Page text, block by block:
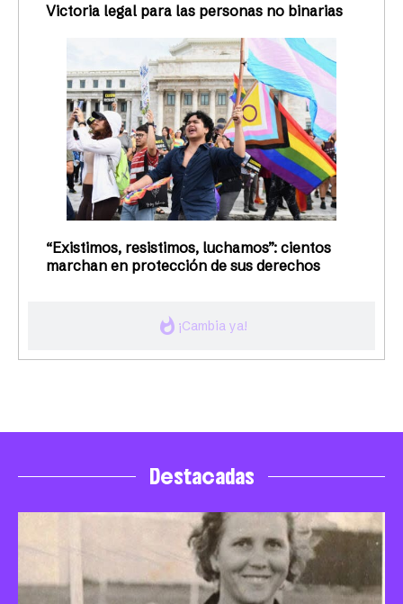
whatshot ¡Cambia ya!
Victoria legal para las personas no binarias
“Existimos, resistimos, luchamos”: cientos
marchan en protección de sus derechos
Destacadas